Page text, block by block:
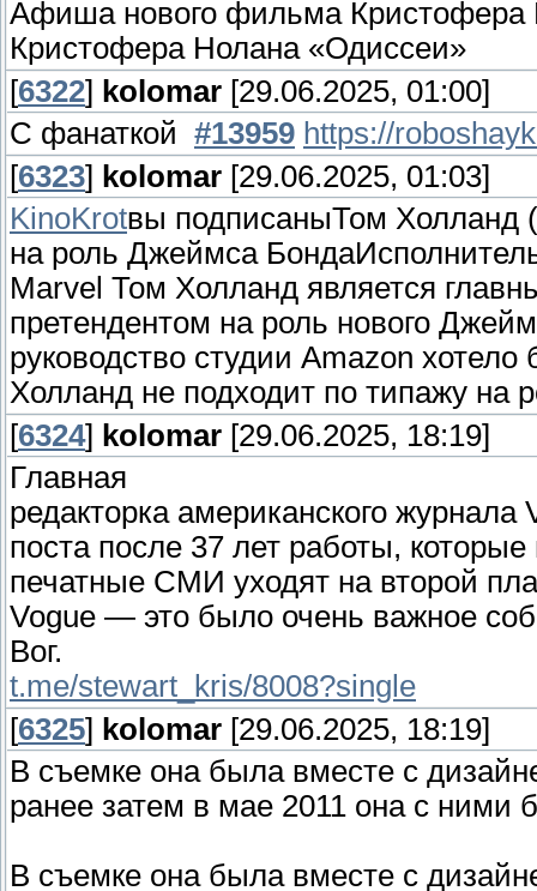
Афиша нового фильма
Кристофера Нолана «Одиссеи»
[6322] kolomar [29.06.2025, 01:00]
С фанаткой #13959 https://
[6323] kolomar [29.06.2025, 01:03]
KinoKrotвы подписаныТом Холланд
на роль Джеймса
Marvel Том Холланд является
претендентом на роль нового
руководство студии Amazon
Холланд не подходит по типажу на
[6324] kolomar [29.06.2025, 18:19]
Главная
редакторка американского
поста после 37 лет работы,
печатные СМИ уходят на второй
Vogue — это было очень важное
Вог.
t.me/stewart_kris/8008?single
[6325] kolomar [29.06.2025, 18:19]
В съемке она была вместе с
ранее затем в мае 2011 она с ними
В съемке она была вместе с